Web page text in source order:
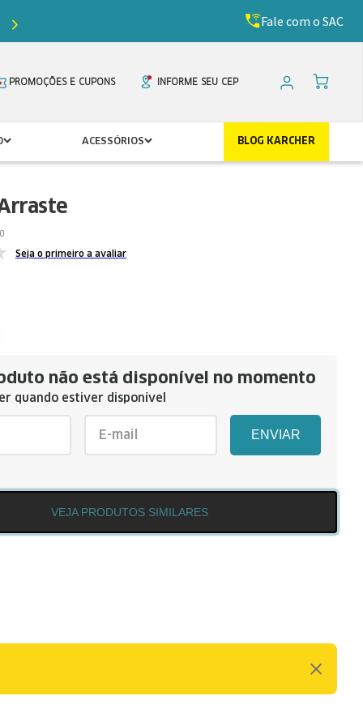
de desconto com o cupomFale com o SAC
PROMOÇÕES E CUPONS INFORME SEU CEP
ACESSÓRIOS BLOG KARCHER
Seja o primeiro a avaliar
não está disponível no momento
quando estiver disponível
ENVIAR
VEJA PRODUTOS SIMILARES